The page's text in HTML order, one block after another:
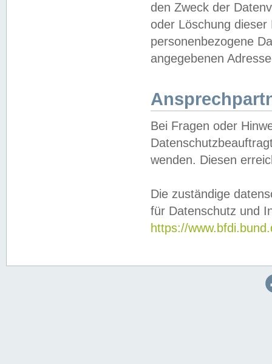
den Zweck der
oder Löschung
personenbezogene
angegebenen
Bei Fragen oder
wenden. Diesen
Die zuständige
für Datenschutz und
https://